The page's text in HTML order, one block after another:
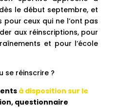
le début septembre, et
ceux qui ne l’ont pas
aux réinscriptions, pour
et pour l’école
se réinscrire ?
à disposition sur le
questionnaire